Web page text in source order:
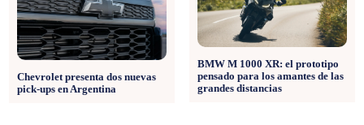
Chevrolet presenta dos nuevas
pick-ups en Argentina
BMW M 1000 XR: el prototipo
pensado para los amantes de las
grandes distancias